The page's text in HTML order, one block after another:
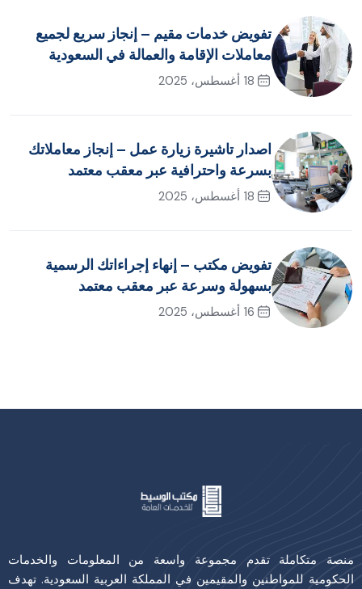
تفويض خدمات مقيم – إنجاز سريع لجميع
معاملات الإقامة والعمالة في السعودية
18 أغسطس، 2025
اصدار تاشيرة زيارة عمل – إنجاز معاملاتك
بسرعة واحترافية عبر معقب معتمد
18 أغسطس، 2025
تفويض مكتب – إنهاء إجراءاتك الرسمية
بسهولة وسرعة عبر معقب معتمد
16 أغسطس، 2025
منصة متكاملة تقدم مجموعة واسعة من المعلومات والخدمات
الحكومية للمواطنين والمقيمين في المملكة العربية السعودية. تهدف